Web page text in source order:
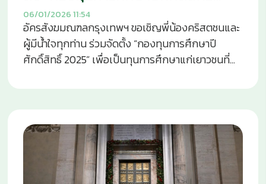
โรด พระองค์ทรงชี้ให้เห็นว่า พระคัมภีร์ไม่เคยปกปิด
ความตึงเครียดที่เกิดขึ้นพร้อมกับการสำแดงพระเจ้า
ซึ่งมักมาพร้อมทั้งความปีติและความหวาดกลัว การ
ปรากฏของพระเจ้าเป็นจุดเริ่มต้นของความหวัง และ
เป็นการยุติความเฉื่อยชาที่ทำให้ผู้คนคิดว่า “ไม่มีอะไร
การค้นหาของโหราจารย์ ผู้ที่คิดว่าตนเองมีคำตอบ
ทั้งหมด แต่สูญเสียความสามารถในการตั้งคำถามและ
ปลูกฝังความปรารถนา การแสวงหาของผู้คนใน
2025”
06/01/202611:54
อัครสังฆมณฑลกรุงเทพฯ ขอเชิญพี่น้องคริสตชนและ
ผู้มีน้ำใจทุกท่าน ร่วมจัดตั้ง “กองทุนการศึกษาปี
ศักดิ์สิทธิ์ 2025” เพื่อเป็นทุนการศึกษาแก่เยาวชนที่
ศักดิ์สิทธิ์ 2025 “บรรดาผู้จาริกแห่งความหวัง”
เนื่องจากการศึกษาของผู้รับทุนในระดับ
ประกาศนียบัตรวิชาชีพ (ปวช.) ประกาศนียบัตรวิชาชีพ
ชั้นสูง (ปวส.) หรือในรูปแบบอื่น ๆ ต้องใช้ระยะเวลา